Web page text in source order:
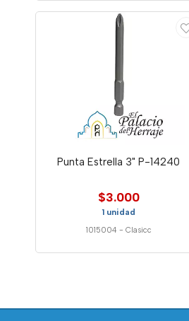
Punta Estrella 3" P-14240
$3.000
1 unidad
1015004 - Clasicc